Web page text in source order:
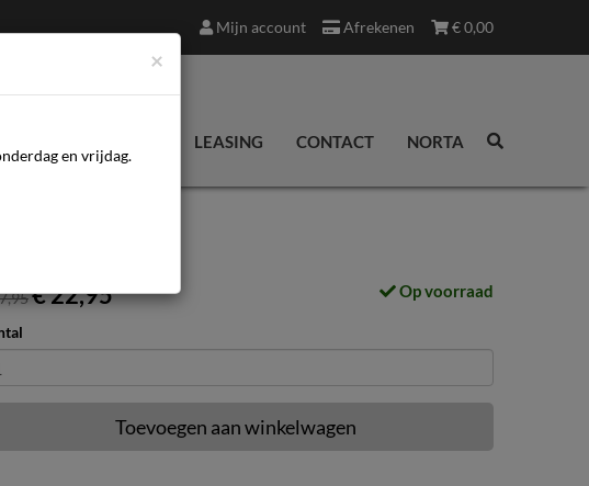
€0,00
Afrekenen
Mijn account
LEASING CONTACT NORTA
€ 22,95 Op voorraad
Toevoegen aan winkelwagen
×
en vrijdag.